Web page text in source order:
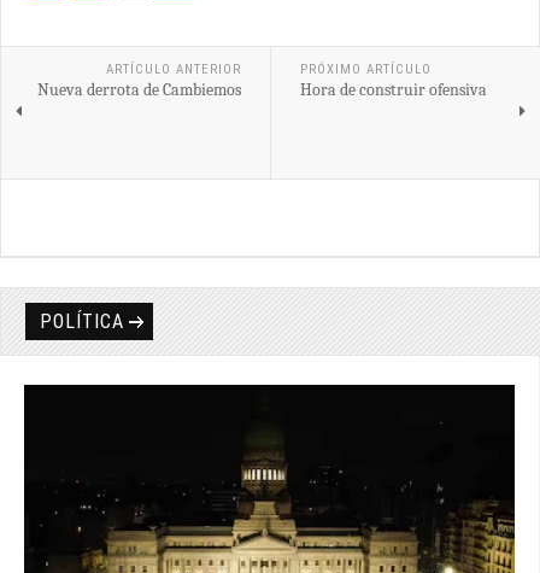
ARTÍCULO ANTERIOR
Nueva derrota de Cambiemos
PRÓXIMO ARTÍCULO
Hora de construir ofensiva
POLÍTICA